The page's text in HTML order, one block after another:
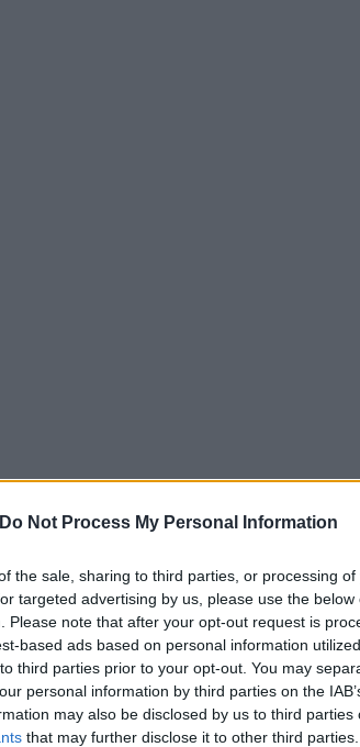
Do Not Process My Personal Information
the sale, sharing to third parties, or processing
targeted advertising by us, please use the
Please note that after your opt-out request is
based ads based on personal information
third parties prior to your opt-out. You may
personal information by third parties on the
may also be disclosed by us to third parties
that may further disclose it to other third parties.
főiskolákról, egyetemekről a hvg360-on.
###>
, vagy november 29-tól az újságárusoknál is